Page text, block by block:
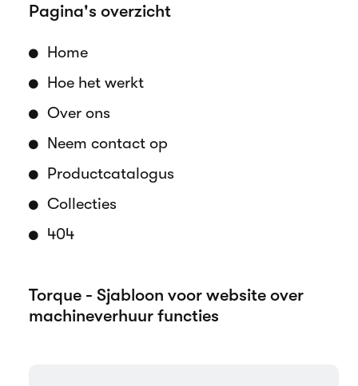
Pagina's overzicht
Home
Hoe het werkt
Over ons
Neem contact op
Productcatalogus
Collecties
404
Torque - Sjabloon voor website over
machineverhuur functies